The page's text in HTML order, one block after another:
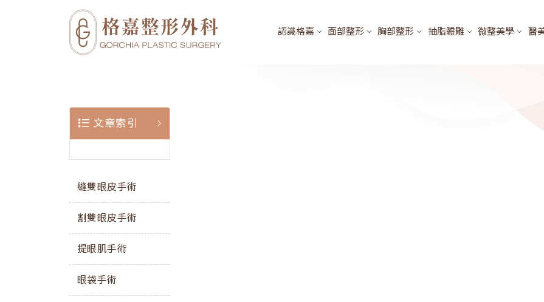
認識格嘉 面部整形 胸部整形 抽脂體雕 微整美學 醫
文章索引
縫雙眼皮手術
割雙眼皮手術
提眼肌手術
眼袋手術